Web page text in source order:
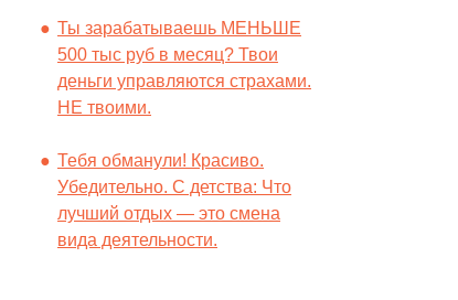
Ты зарабатываешь МЕНЬШЕ
500 тыс руб в месяц? Твои
деньги управляются страхами.
НЕ твоими.
Тебя обманули! Красиво.
Убедительно. С детства: Что
лучший отдых — это смена
вида деятельности.